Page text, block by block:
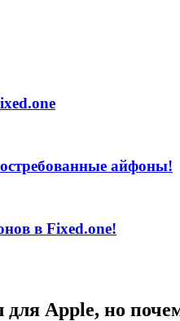
айфоны!
в Fixed.one!
Apple, но